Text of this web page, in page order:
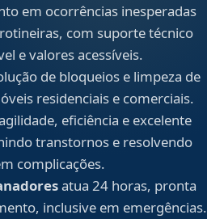
em ocorrências inesperadas
com suporte técnico
e valores acessíveis.
de bloqueios e limpeza de
residenciais e comerciais.
eficiência e excelente
transtornos e resolvendo
complicações.
atua 24 horas, pronta
inclusive em emergências.